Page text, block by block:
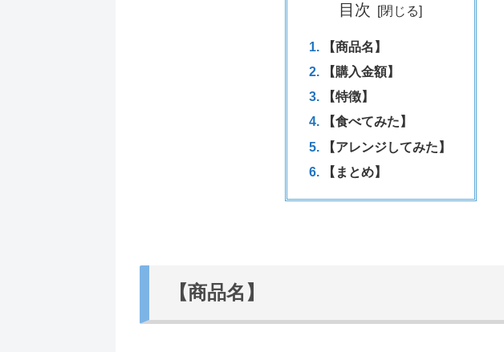
目次
【商品名】
【購入金額】
【特徴】
【食べてみた】
【アレンジしてみた】
【まとめ】
【商品名】